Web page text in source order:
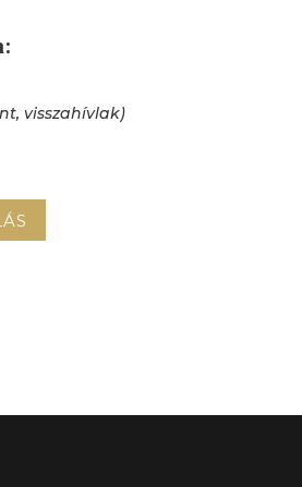
visszahívlak)